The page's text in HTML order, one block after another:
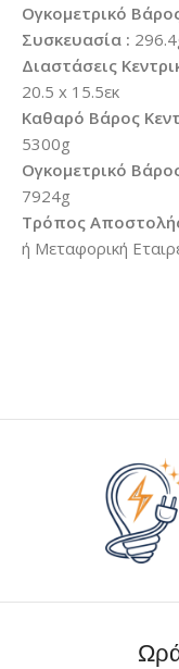
Ογκομετρικό
Συσκευασία :
Διαστάσεις
20.5 x 15.5εκ
Καθαρό Βάρος
5300g
Ογκομετρικό
7924g
Τρόπος
ή Μεταφορική